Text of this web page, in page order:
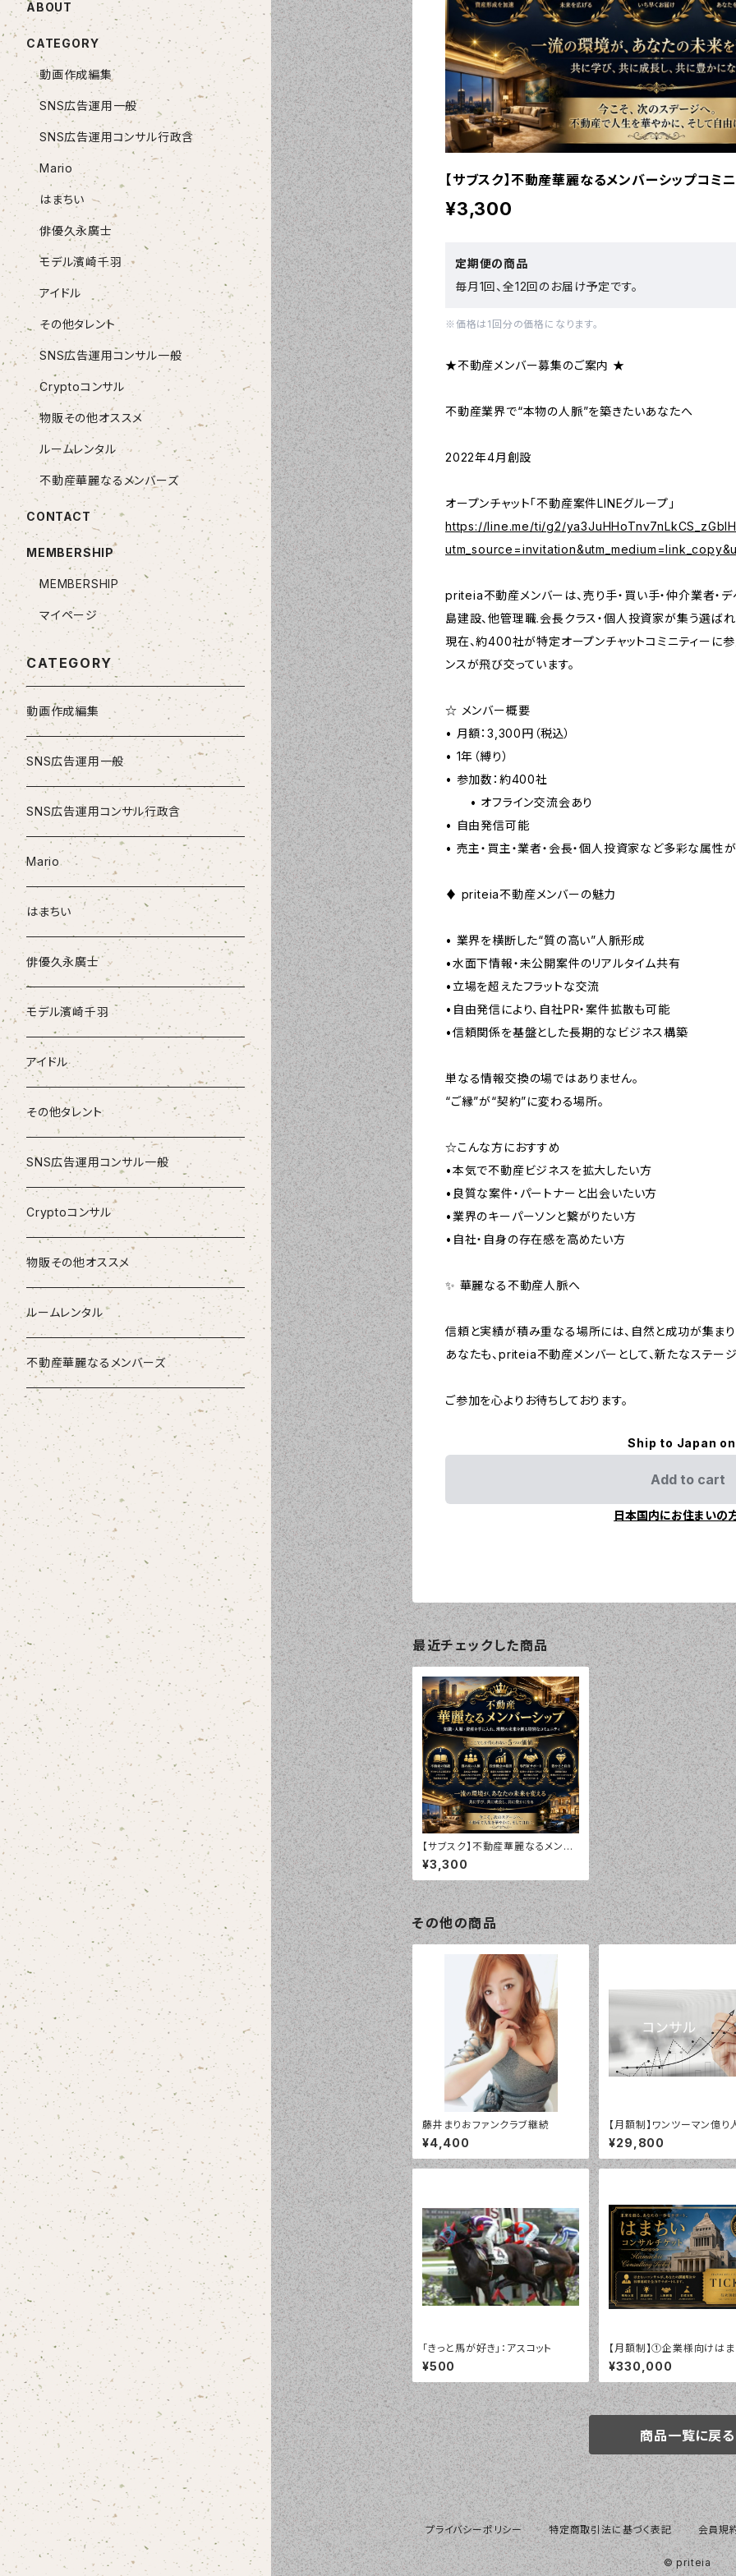
【サブスク】不動産華麗なるメンバーシップコミ
¥3,300
定期便の商品
毎月1回、全12回のお届け予定です。
※価格は1回分の価格になります。
★不動産メンバー募集のご案内 ★
不動産業界で“本物の人脈”を築きたいあなたへ
2022年4月創設
オープンチャット「不動産案件LINEグループ」
https://line.me/ti/g2/
priteia不動産メンバーは、売り手・買い手・仲介業者・
島建設、他管理職.会長クラス・個人投資家が集う選ば
現在、約400社が特定オープンチャットコミニティーに
ンスが飛び交っています。
☆ メンバー概要
• 月額：3,300円（税込）
• 1年（縛り）
• 参加数：約400社
• オフライン交流会あり
• 自由発信可能
• 売主・買主・業者・会長・個人投資家など多彩な属性
♦︎ priteia不動産メンバーの魅力
• 業界を横断した“質の高い”人脈形成
•水面下情報・未公開案件のリアルタイム共有
•立場を超えたフラットな交流
•自由発信により、自社PR・案件拡散も可能
•信頼関係を基盤とした長期的なビジネス構築
単なる情報交換の場ではありません。
“ご縁”が“契約”に変わる場所。
☆こんな方におすすめ
•本気で不動産ビジネスを拡大したい方
•良質な案件・パートナーと出会いたい方
•業界のキーパーソンと繋がりたい方
•自社・自身の存在感を高めたい方
✨ 華麗なる不動産人脈へ
信頼と実績が積み重なる場所には、自然と成功が集まり
あなたも、priteia不動産メンバーとして、新たなステー
ご参加を心よりお待ちしております。
Ship to Japan
Add to cart
日本国内にお住まいの
最近チェックした商品
【サブスク】不動産華麗なるメンバ
ーシップコミニティー
¥3,300
その他の商品
藤井まりおファンクラブ継続
¥4,400
【月額制】ワンツーマン億り
ラインスクール
¥29,800
「きっと馬が好き」：アスコット
¥500
【月額制】①企業様向けは
ンサルチケット
¥330,000
商品一覧に戻る
ABOUT
CATEGORY
動画作成編集
SNS広告運用一般
SNS広告運用コンサル行政含
Mario
はまちい
俳優久永廣士
モデル濱崎千羽
アイドル
その他タレント
SNS広告運用コンサル一般
Cryptoコンサル
物販その他オススメ
ルームレンタル
不動産華麗なるメンバーズ
CONTACT
MEMBERSHIP
MEMBERSHIP
マイページ
CATEGORY
動画作成編集
SNS広告運用一般
SNS広告運用コンサル行政含
Mario
はまちい
俳優久永廣士
モデル濱崎千羽
アイドル
その他タレント
SNS広告運用コンサル一般
Cryptoコンサル
物販その他オススメ
ルームレンタル
不動産華麗なるメンバーズ
プライバシーポリシー 特定商取引法に基づく表記 会員規
© priteia